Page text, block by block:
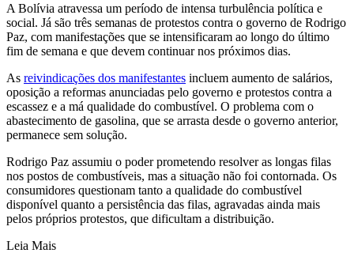
A Bolívia atravessa um período de intensa turbulência política e
social. Já são três semanas de protestos contra o governo de Rodrigo
Paz, com manifestações que se intensificaram ao longo do último
fim de semana e que devem continuar nos próximos dias.
As reivindicações dos manifestantes incluem aumento de salários,
oposição a reformas anunciadas pelo governo e protestos contra a
escassez e a má qualidade do combustível. O problema com o
abastecimento de gasolina, que se arrasta desde o governo anterior,
permanece sem solução.
Rodrigo Paz assumiu o poder prometendo resolver as longas filas
nos postos de combustíveis, mas a situação não foi contornada. Os
consumidores questionam tanto a qualidade do combustível
disponível quanto a persistência das filas, agravadas ainda mais
pelos próprios protestos, que dificultam a distribuição.
Leia Mais